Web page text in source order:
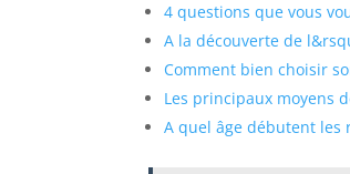
4 questions que vous
A la découverte de
Comment bien choisir
Les principaux moyens
A quel âge débutent les